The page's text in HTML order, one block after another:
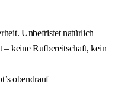
Unbefristet natürlich
– keine Rufbereitschaft, kein
obendrauf